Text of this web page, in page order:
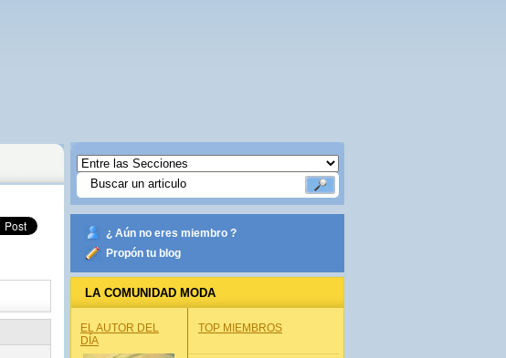
¿ Aún no eres miembro ?
Propón tu blog
LA COMUNIDAD MODA
EL AUTOR DEL
DÍA
TOP MIEMBROS